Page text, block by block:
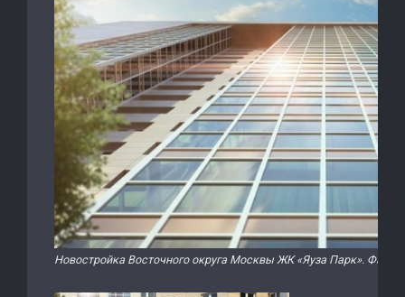
Новостройка Восточного округа Москвы ЖК «Яуза Парк». Фасад.